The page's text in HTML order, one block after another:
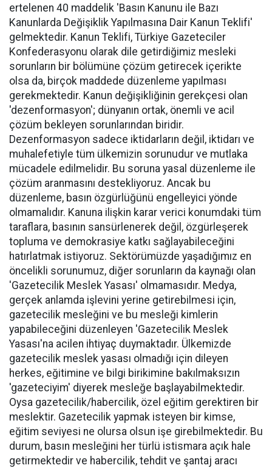
ertelenen 40 maddelik 'Basın Kanunu ile Bazı
Kanunlarda Değişiklik Yapılmasına Dair Kanun Teklifi'
gelmektedir. Kanun Teklifi, Türkiye Gazeteciler
Konfederasyonu olarak dile getirdiğimiz mesleki
sorunların bir bölümüne çözüm getirecek içerikte
olsa da, birçok maddede düzenleme yapılması
gerekmektedir. Kanun değişikliğinin gerekçesi olan
'dezenformasyon'; dünyanın ortak, önemli ve acil
çözüm bekleyen sorunlarından biridir.
Dezenformasyon sadece iktidarların değil, iktidarı ve
muhalefetiyle tüm ülkemizin sorunudur ve mutlaka
mücadele edilmelidir. Bu soruna yasal düzenleme ile
çözüm aranmasını destekliyoruz. Ancak bu
düzenleme, basın özgürlüğünü engelleyici yönde
olmamalıdır. Kanuna ilişkin karar verici konumdaki tüm
taraflara, basının sansürlenerek değil, özgürleşerek
topluma ve demokrasiye katkı sağlayabileceğini
hatırlatmak istiyoruz. Sektörümüzde yaşadığımız en
öncelikli sorunumuz, diğer sorunların da kaynağı olan
'Gazetecilik Meslek Yasası' olmamasıdır. Medya,
gerçek anlamda işlevini yerine getirebilmesi için,
gazetecilik mesleğini ve bu mesleği kimlerin
yapabileceğini düzenleyen 'Gazetecilik Meslek
Yasası'na acilen ihtiyaç duymaktadır. Ülkemizde
gazetecilik meslek yasası olmadığı için dileyen
herkes, eğitimine ve bilgi birikimine bakılmaksızın
'gazeteciyim' diyerek mesleğe başlayabilmektedir.
Oysa gazetecilik/habercilik, özel eğitim gerektiren bir
meslektir. Gazetecilik yapmak isteyen bir kimse,
eğitim seviyesi ne olursa olsun işe girebilmektedir. Bu
durum, basın mesleğini her türlü istismara açık hale
getirmektedir ve habercilik, tehdit ve şantaj aracı